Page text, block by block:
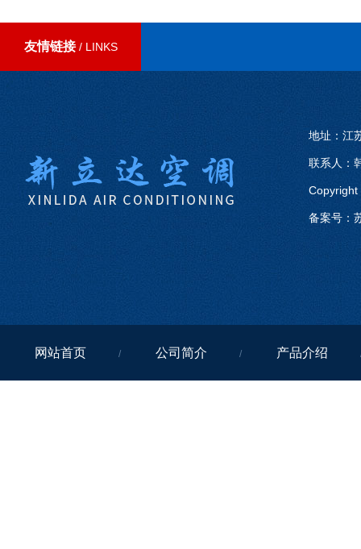
友情链接/ LINKS
地址：江
联系人：
Copyright
备案号：
网站首页 / 公司简介 / 产品介绍